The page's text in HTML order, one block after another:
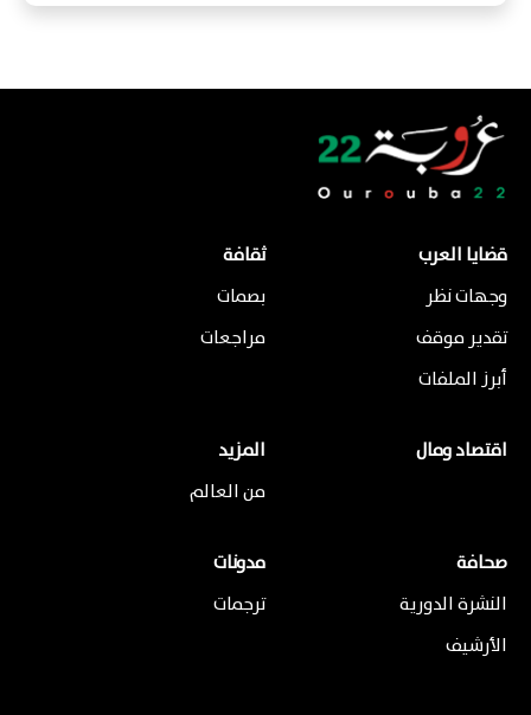
قضايا العرب
وجهات نظر
تقدير موقف
أبرز الملفات
ثقافة
بصمات
مراجعات
اقتصاد ومال
المزيد
من العالم
صحافة
النشرة الدورية
الأرشيف
مدونات
ترجمات